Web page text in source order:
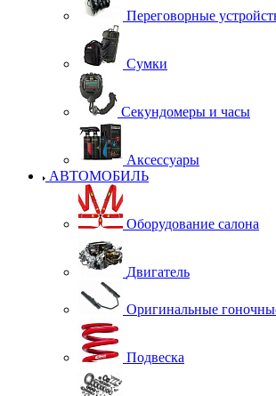
Переговорные
Сумки
Секундомеры и часы
Аксессуары
АВТОМОБИЛЬ
Оборудование салона
Двигатель
Оригинальные
Подвеска